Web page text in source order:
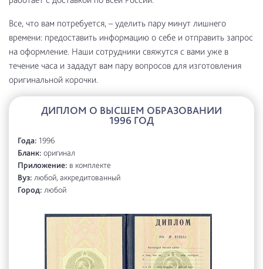
Все, что вам потребуется, – уделить пару минут лишнего
времени: предоставить информацию о себе и отправить запрос
на оформление. Наши сотрудники свяжутся с вами уже в
течение часа и зададут вам пару вопросов для изготовления
оригинальной корочки.
ДИПЛОМ О ВЫСШЕМ ОБРАЗОВАНИИ
1996 ГОД
Года: 1996
Бланк: оригинал
Приложение: в комплекте
Вуз: любой, аккредитованный
Город: любой